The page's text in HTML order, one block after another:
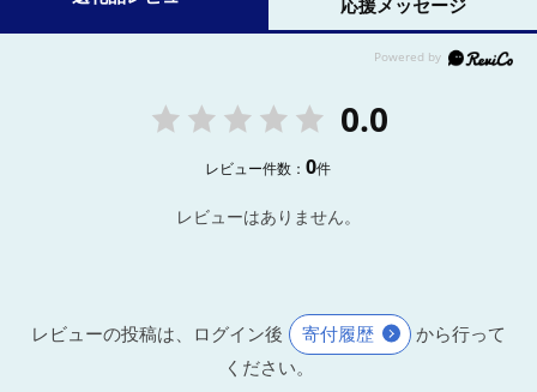
応援メッセージ
0.0
レビュー件数：0件
レビューはありません。
レビューの投稿は、ログイン後 寄付履歴
から行って
ください。